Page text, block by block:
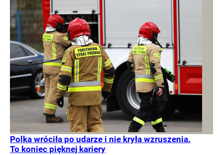
Polka wróciła po udarze i nie kryła wzruszenia.
To koniec pięknej kariery